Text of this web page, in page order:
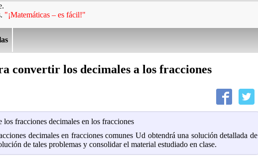
"¡Matemáticas – es fácil!"
convertir los decimales a los fracciones
fracciones decimales en los fracciones
decimales en fracciones comunes Ud obtendrá una solución detallada de
de tales problemas y consolidar el material estudiado en clase.